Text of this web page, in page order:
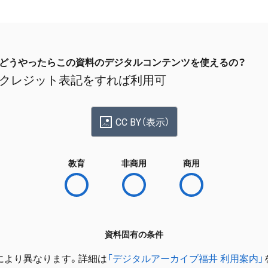
どうやったらこの資料のデジタルコンテンツを使えるの？
クレジット表記をすれば利用可
CC BY（表示）
教育 非商用 商用
資料固有の条件
より異なります。詳細は 「デジタルアーカイブ福井 利用案内」